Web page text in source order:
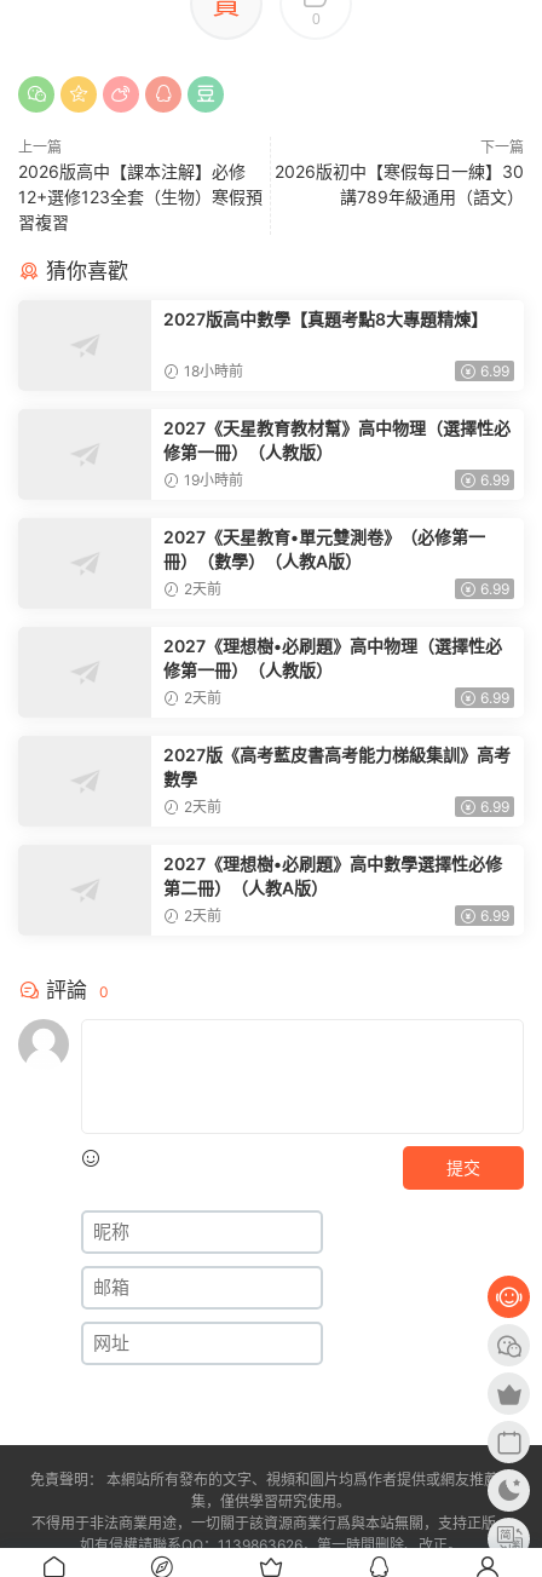
0
上一篇
2026版高中【課本注解】必修
12+選修123全套（生物）寒假預
習複習
下一篇
2026版初中【寒假每日一練】30
講789年級通用（語文）
猜你喜歡
2027版高中數學【真題考點8大專題精煉】
18小時前 6.99
2027《天星教育教材幫》高中物理（選擇性必
修第一冊）（人教版）
19小時前 6.99
2027《天星教育•單元雙測卷》（必修第一
冊）（數學）（人教A版）
2天前 6.99
2027《理想樹•必刷題》高中物理（選擇性必
修第一冊）（人教版）
2天前 6.99
2027版《高考藍皮書高考能力梯級集訓》高考
數學
2天前 6.99
2027《理想樹•必刷題》高中數學選擇性必修
第二冊）（人教A版）
2天前 6.99
評論 0
提交
免責聲明： 本網站所有發布的文字、視頻和圖片均爲作者提供或網友推薦收
集，僅供學習研究使用。
不得用于非法商業用途，一切關于該資源商業行爲與本站無關，支持正版。
如有侵權請聯系QQ：1139863626，第一時間删除、改正。
閩ICP備2024030531号-1